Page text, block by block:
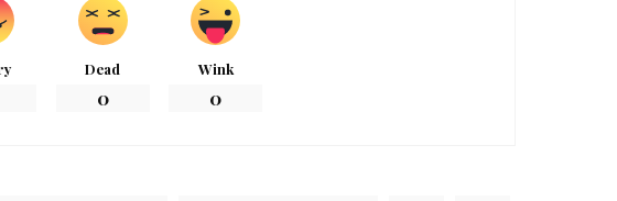
Dead
0
Wink
0